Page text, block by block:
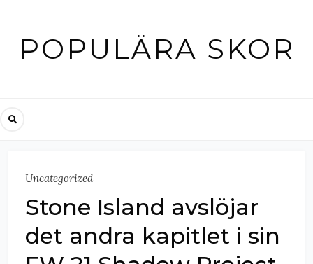
contentPOPULÄRA SKOR
Uncategorized
Stone Island avslöjar
det andra kapitlet i sin